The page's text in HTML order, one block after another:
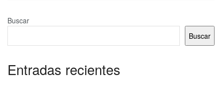
Buscar
Buscar
Entradas recientes